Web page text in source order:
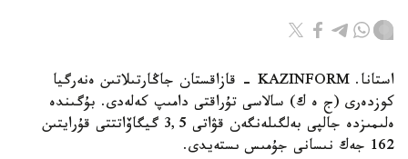
استانا. KAZINFORM - قازاقستان جاڭارتىلاتىن ەنەرگيا
كوزدەرى (ج ە ك) سالاسى تۇراقتى دامىپ كەلەدى. بۇگىندە
ەلىمىزدە جالپى بەلگىلەنگەن قۋاتى 3,5 گيگاۆاتتتى قۇرايتىن
162 جەك نىسانى جۇمىس ىستەيدى.